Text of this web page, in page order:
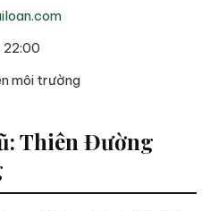
22:00
môi trường
Thiên Đường